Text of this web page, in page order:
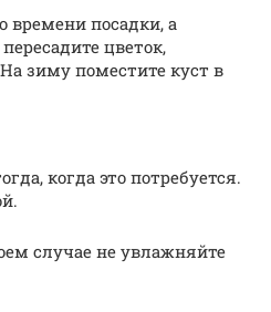
времени посадки, а
цветок,
зиму поместите куст в
когда это потребуется.
случае не увлажняйте